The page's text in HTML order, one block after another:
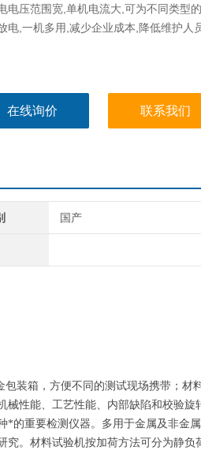
电压范围宽,单机电流大,可为不同类型
电,一机多用,减少企业成本,降低维护人
在线询价 联系我们
国产
装箱，方便不同的测试现场携带；材
性能、工艺性能、内部缺陷和校验旋
的重要检测仪器。多用于金属及非金
。材料试验机按加荷方法可分为静负